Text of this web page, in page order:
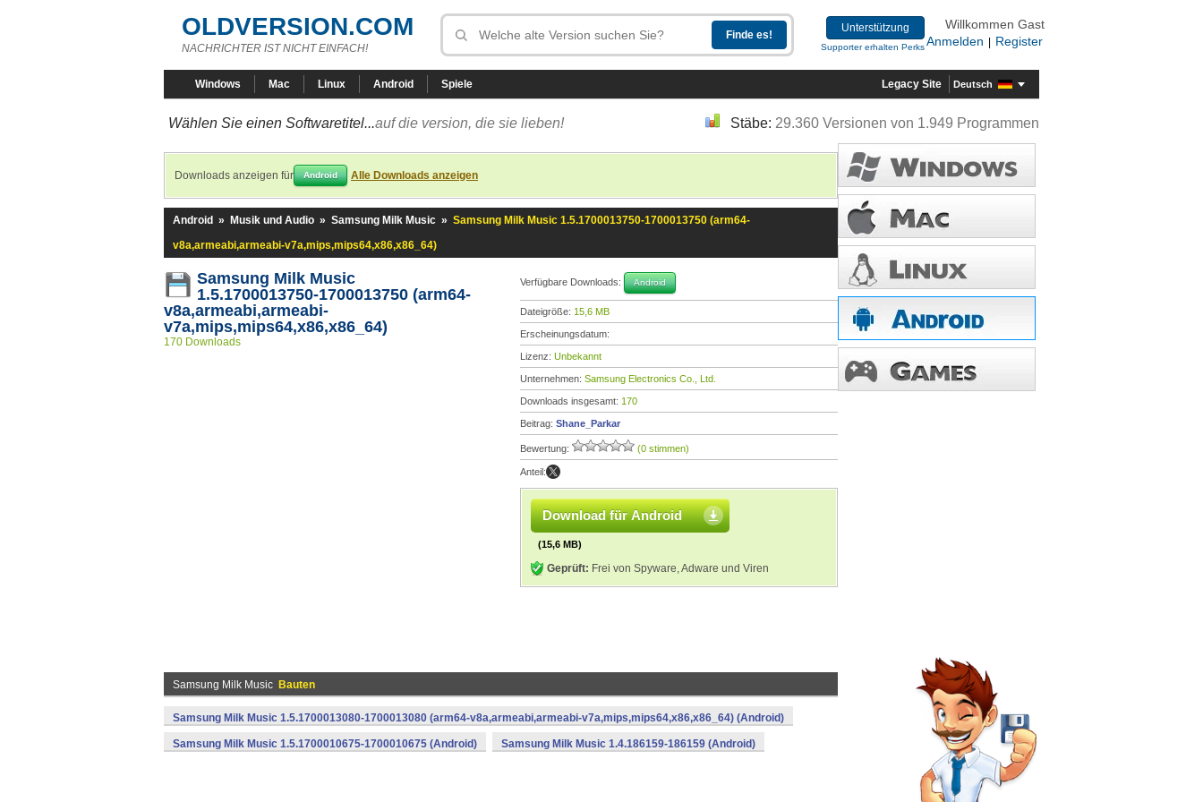
OLDVERSION.COM
NACHRICHTER IST NICHT EINFACH!
Unterstützung
Supporter erhalten Perks
Willkommen Gast
Anmelden
Register
Windows Mac Linux Android Spiele Legacy Site Deutsch
Wählen Sie einen Softwaretitel...auf die version, die sie lieben! Stäbe: 29.360 Versionen von 1.949 Programmen
Downloads anzeigen für Android Alle Downloads anzeigen
Android » Musik und Audio » Samsung Milk Music » Samsung Milk Music 1.5.1700013750-1700013750 (arm64-
v8a,armeabi,armeabi-v7a,mips,mips64,x86,x86_64)
Samsung Milk Music
1.5.1700013750-1700013750 (arm64-
v8a,armeabi,armeabi-
v7a,mips,mips64,x86,x86_64)
170 Downloads
Verfügbare Downloads: Android
Dateigröße: 15,6 MB
Erscheinungsdatum:
Lizenz: Unbekannt
Unternehmen: Samsung Electronics Co., Ltd.
Downloads insgesamt: 170
Beitrag: Shane_Parkar
Bewertung: (0 stimmen)
Anteil:
Download für Android
(15,6 MB)
Geprüft: Frei von Spyware, Adware und Viren
Samsung Milk Music Bauten
Samsung Milk Music 1.5.1700013080-1700013080 (arm64-v8a,armeabi,armeabi-v7a,mips,mips64,x86,x86_64) (Android)
Samsung Milk Music 1.5.1700010675-1700010675 (Android) Samsung Milk Music 1.4.186159-186159 (Android)